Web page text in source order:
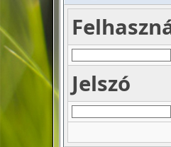
Jelszó